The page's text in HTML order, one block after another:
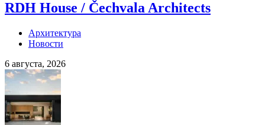
RDH House / Čechvala Architects
Архитектура
Новости
6 августа, 2026